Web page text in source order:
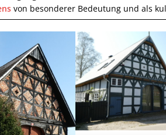
von besonderer Bedeutung und als